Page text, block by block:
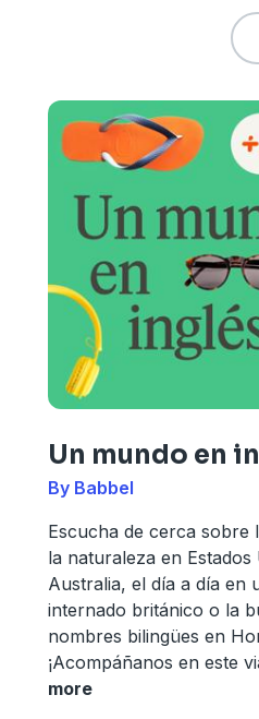
Un mundo en
By Babbel
Escucha de cerca sobre
la naturaleza en Estados
Australia, el día a día en
internado británico o la
nombres bilingües en
¡Acompáñanos en este
more